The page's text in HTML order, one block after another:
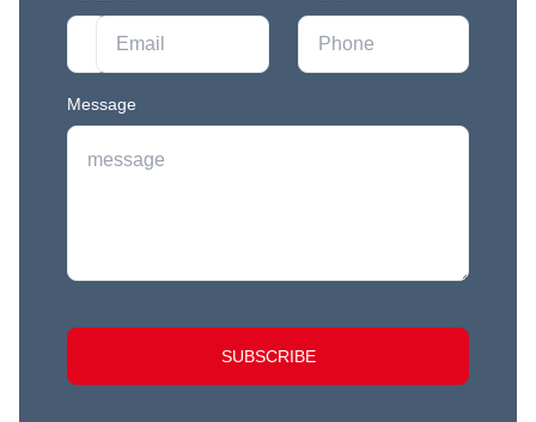
Message
SUBSCRIBE